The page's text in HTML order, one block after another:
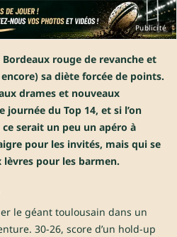
Publicité
rouge de revanche et
sa diète forcée de points.
drames et nouveaux
journée du Top 14, et si l’on
serait un peu un apéro à
pour les invités, mais qui se
pour les barmen.
le géant toulousain dans un
30-26, score d’un hold-up